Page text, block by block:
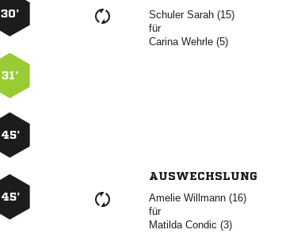
30’
  
für
  
31’
45’
45’
AUSWECHSLUNG
  
für
  